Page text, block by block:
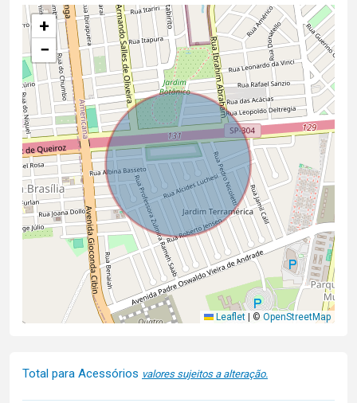
+
−
Leaflet | © OpenStreetMap
Total para Acessórios valores sujeitos a alteração.